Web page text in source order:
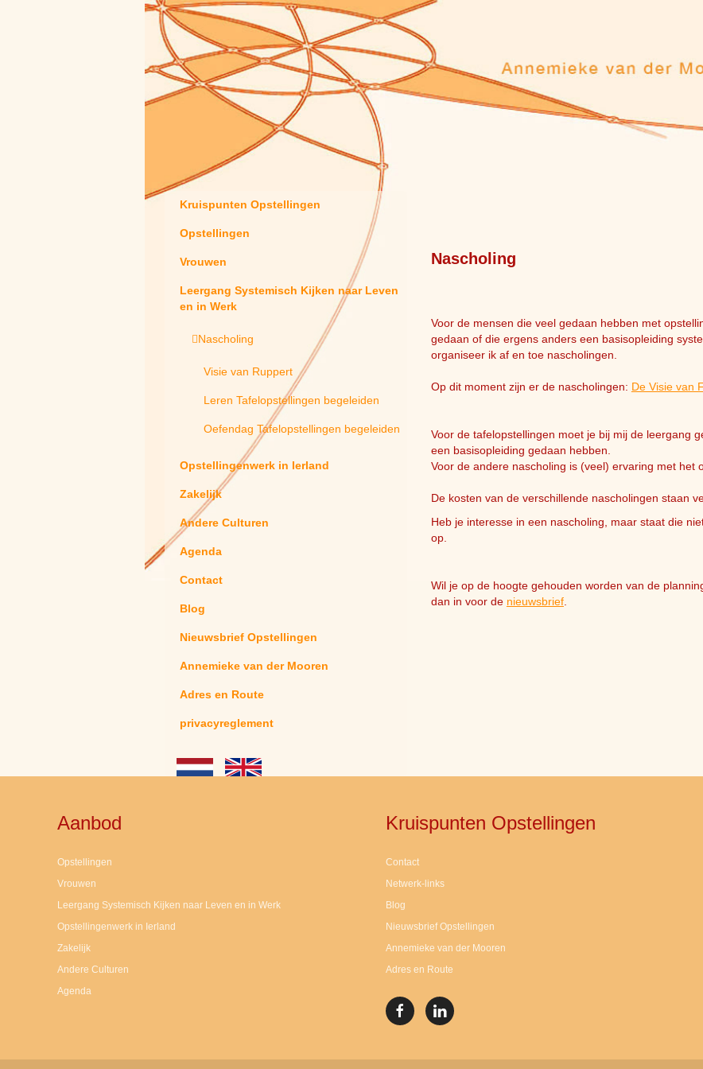
Kruispunten Opstellingen
Opstellingen
Vrouwen
Leergang Systemisch Kijken naar Leven
en in Werk
Nascholing
Visie van Ruppert
Leren Tafelopstellingen begeleiden
Oefendag Tafelopstellingen begeleiden
Opstellingenwerk in Ierland
Zakelijk
Andere Culturen
Agenda
Contact
Blog
Nieuwsbrief Opstellingen
Annemieke van der Mooren
Adres en Route
privacyreglement
Nascholing
Voor de mensen die veel gedaan hebben met
gedaan of die ergens anders een basisopleiding
organiseer ik af en toe nascholingen.
Op dit moment zijn er de nascholingen: De Visie van
Voor de tafelopstellingen moet je bij mij de leergang
een basisopleiding gedaan hebben.
Voor de andere nascholing is (veel) ervaring met het
De kosten van de verschillende nascholingen staan
Heb je interesse in een nascholing, maar staat die
op.
Wil je op de hoogte gehouden worden van de
dan in voor de nieuwsbrief.
Aanbod
Opstellingen
Vrouwen
Leergang Systemisch Kijken naar Leven en in Werk
Opstellingenwerk in Ierland
Zakelijk
Andere Culturen
Agenda
Kruispunten Opstellingen
Contact
Netwerk-links
Blog
Nieuwsbrief Opstellingen
Annemieke van der Mooren
Adres en Route